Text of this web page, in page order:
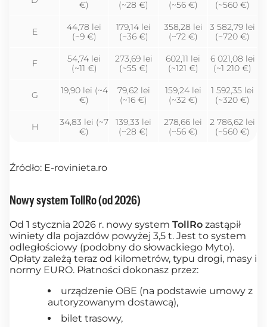
€)
(~28 €)
(~56 €)
(~560 €)
E
44,78 lei
(~9 €)
179,14 lei
(~36 €)
358,28 lei
(~72 €)
3 582,79 lei
(~720 €)
F
54,74 lei
(~11 €)
273,69 lei
(~55 €)
602,11 lei
(~121 €)
6 021,08 lei
(~1 210 €)
G
19,90 lei (~4
€)
79,62 lei
(~16 €)
159,24 lei
(~32 €)
1 592,35 lei
(~320 €)
H
34,83 lei (~7
€)
139,33 lei
(~28 €)
278,66 lei
(~56 €)
2 786,62 lei
(~560 €)
Źródło: E-rovinieta.ro
Nowy system TollRo (od 2026)
Od 1 stycznia 2026 r. nowy system TollRo zastąpił
winiety dla pojazdów powyżej 3,5 t. Jest to system
odległościowy (podobny do słowackiego Myto).
Opłaty zależą teraz od kilometrów, typu drogi, masy i
normy EURO. Płatności dokonasz przez:
urządzenie OBE (na podstawie umowy z
autoryzowanym dostawcą),
bilet trasowy,